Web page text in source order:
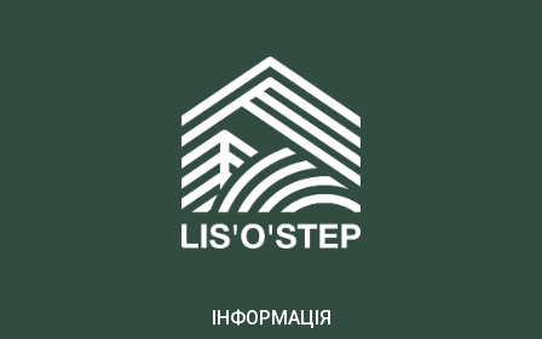
ІНФОРМАЦІЯ